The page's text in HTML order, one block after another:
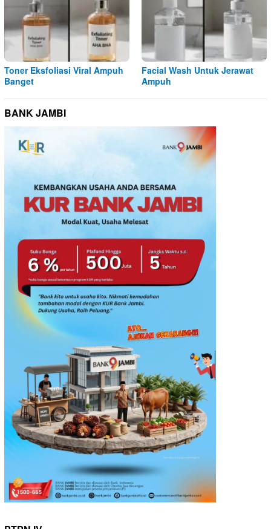
Toner Eksfoliasi Viral Ampuh
Banget
Facial Wash Untuk Jerawat
Ampuh
BANK JAMBI